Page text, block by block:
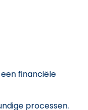
financiële
processen.